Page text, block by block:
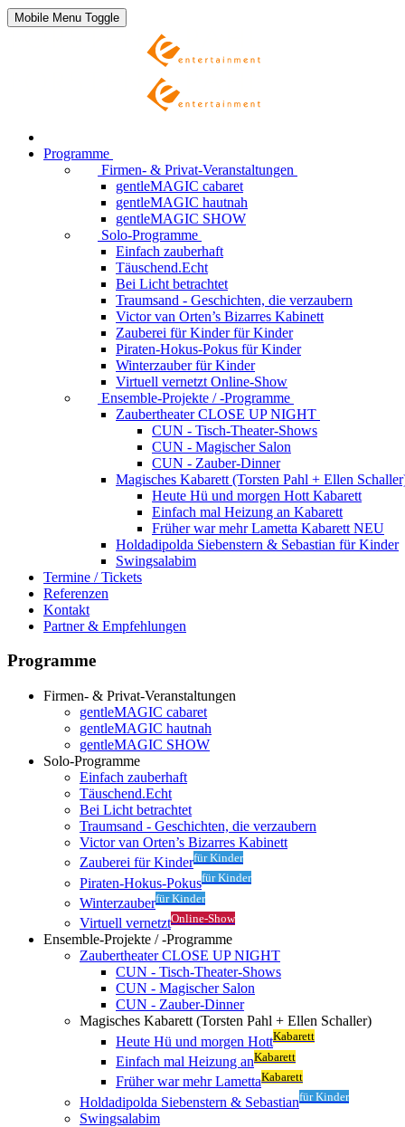
Mobile Menu Toggle
Programme
Firmen- & Privat-Veranstaltungen
gentleMAGIC cabaret
gentleMAGIC hautnah
gentleMAGIC SHOW
Solo-Programme
Einfach zauberhaft
Täuschend.Echt
Bei Licht betrachtet
Traumsand - Geschichten, die verzaubern
Victor van Orten’s Bizarres Kabinett
Zauberei für Kinder für Kinder
Piraten-Hokus-Pokus für Kinder
Winterzauber für Kinder
Virtuell vernetzt Online-Show
Ensemble-Projekte / -Programme
Zaubertheater CLOSE UP NIGHT
CUN - Tisch-Theater-Shows
CUN - Magischer Salon
CUN - Zauber-Dinner
Magisches Kabarett (Torsten Pahl + Ellen
Heute Hü und morgen Hott Kabarett
Einfach mal Heizung an Kabarett
Früher war mehr Lametta Kabarett NEU
Holdadipolda Siebenstern & Sebastian für Kinder
Swingsalabim
Termine / Tickets
Referenzen
Kontakt
Partner & Empfehlungen
Programme
Firmen- & Privat-Veranstaltungen
gentleMAGIC cabaret
gentleMAGIC hautnah
gentleMAGIC SHOW
Solo-Programme
Einfach zauberhaft
Täuschend.Echt
Bei Licht betrachtet
Traumsand - Geschichten, die verzaubern
Victor van Orten’s Bizarres Kabinett
Zauberei für Kinderfür Kinder
Piraten-Hokus-Pokusfür Kinder
Winterzauberfür Kinder
Virtuell vernetztOnline-Show
Ensemble-Projekte / -Programme
Zaubertheater CLOSE UP NIGHT
CUN - Tisch-Theater-Shows
CUN - Magischer Salon
CUN - Zauber-Dinner
Magisches Kabarett (Torsten Pahl + Ellen Schaller)
Heute Hü und morgen HottKabarett
Einfach mal Heizung anKabarett
Früher war mehr LamettaKabarett
Holdadipolda Siebenstern & Sebastianfür Kinder
Swingsalabim